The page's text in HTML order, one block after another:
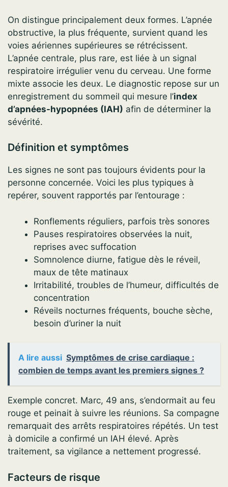
On distingue principalement deux formes. L’apnée
obstructive, la plus fréquente, survient quand les
voies aériennes supérieures se rétrécissent.
L’apnée centrale, plus rare, est liée à un signal
respiratoire irrégulier venu du cerveau. Une forme
mixte associe les deux. Le diagnostic repose sur un
enregistrement du sommeil qui mesure l’index
d’apnées-hypopnées (IAH) afin de déterminer la
sévérité.
Définition et symptômes
Les signes ne sont pas toujours évidents pour la
personne concernée. Voici les plus typiques à
repérer, souvent rapportés par l’entourage :
Ronflements réguliers, parfois très sonores
Pauses respiratoires observées la nuit,
reprises avec suffocation
Somnolence diurne, fatigue dès le réveil,
maux de tête matinaux
Irritabilité, troubles de l’humeur, difficultés de
concentration
Réveils nocturnes fréquents, bouche sèche,
besoin d’uriner la nuit
A lire aussi Symptômes de crise cardiaque :
combien de temps avant les premiers signes ?
Exemple concret. Marc, 49 ans, s’endormait au feu
rouge et peinait à suivre les réunions. Sa compagne
remarquait des arrêts respiratoires répétés. Un test
à domicile a confirmé un IAH élevé. Après
traitement, sa vigilance a nettement progressé.
Facteurs de risque